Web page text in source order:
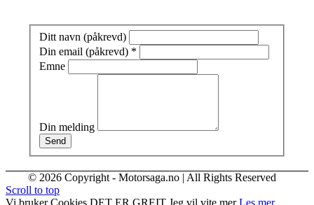
Ditt navn (påkrevd)
Din email (påkrevd) *
Emne
Din melding
Send
© 2026 Copyright - Motorsaga.no | All Rights Reserved
Scroll to top
Vi bruker Cookies DET ER GREIT Jeg vil vite mer Les mer